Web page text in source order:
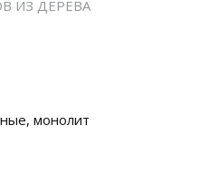
ИЗ ДЕРЕВА
монолит